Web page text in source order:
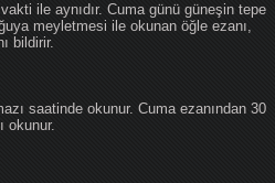
ile aynıdır. Cuma günü güneşin tepe
meyletmesi ile okunan öğle ezanı,
bildirir.
saatinde okunur. Cuma ezanından 30
okunur.